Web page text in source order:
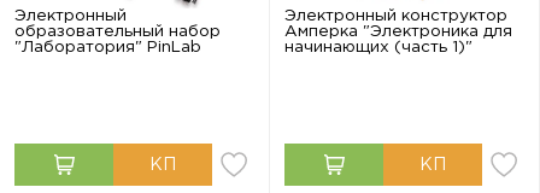
Электронный
образовательный набор
"Лаборатория" PinLab
Электронный конструктор
Амперка "Электроника для
начинающих (часть 1)"